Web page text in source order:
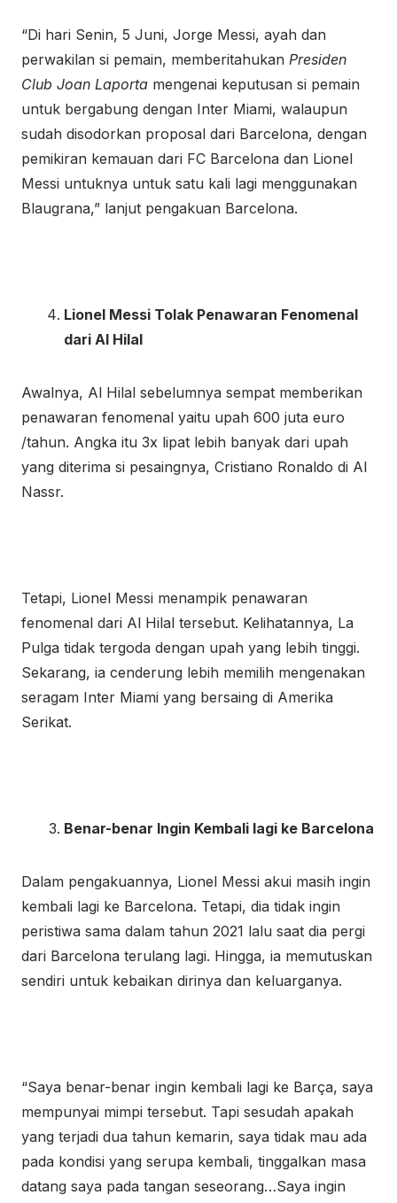
“Di hari Senin, 5 Juni, Jorge Messi, ayah dan
perwakilan si pemain, memberitahukan Presiden
Club Joan Laporta mengenai keputusan si pemain
untuk bergabung dengan Inter Miami, walaupun
sudah disodorkan proposal dari Barcelona, dengan
pemikiran kemauan dari FC Barcelona dan Lionel
Messi untuknya untuk satu kali lagi menggunakan
Blaugrana,” lanjut pengakuan Barcelona.
Lionel Messi Tolak Penawaran Fenomenal
dari Al Hilal
Awalnya, Al Hilal sebelumnya sempat memberikan
penawaran fenomenal yaitu upah 600 juta euro
/tahun. Angka itu 3x lipat lebih banyak dari upah
yang diterima si pesaingnya, Cristiano Ronaldo di Al
Nassr.
Tetapi, Lionel Messi menampik penawaran
fenomenal dari Al Hilal tersebut. Kelihatannya, La
Pulga tidak tergoda dengan upah yang lebih tinggi.
Sekarang, ia cenderung lebih memilih mengenakan
seragam Inter Miami yang bersaing di Amerika
Serikat.
Benar-benar Ingin Kembali lagi ke Barcelona
Dalam pengakuannya, Lionel Messi akui masih ingin
kembali lagi ke Barcelona. Tetapi, dia tidak ingin
peristiwa sama dalam tahun 2021 lalu saat dia pergi
dari Barcelona terulang lagi. Hingga, ia memutuskan
sendiri untuk kebaikan dirinya dan keluarganya.
“Saya benar-benar ingin kembali lagi ke Barça, saya
mempunyai mimpi tersebut. Tapi sesudah apakah
yang terjadi dua tahun kemarin, saya tidak mau ada
pada kondisi yang serupa kembali, tinggalkan masa
datang saya pada tangan seseorang…Saya ingin